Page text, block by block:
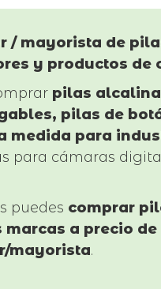
/ mayorista de
y productos de
pilas
pilas de
medida para
para cámaras
puedes comprar
a precio de
mayorista.